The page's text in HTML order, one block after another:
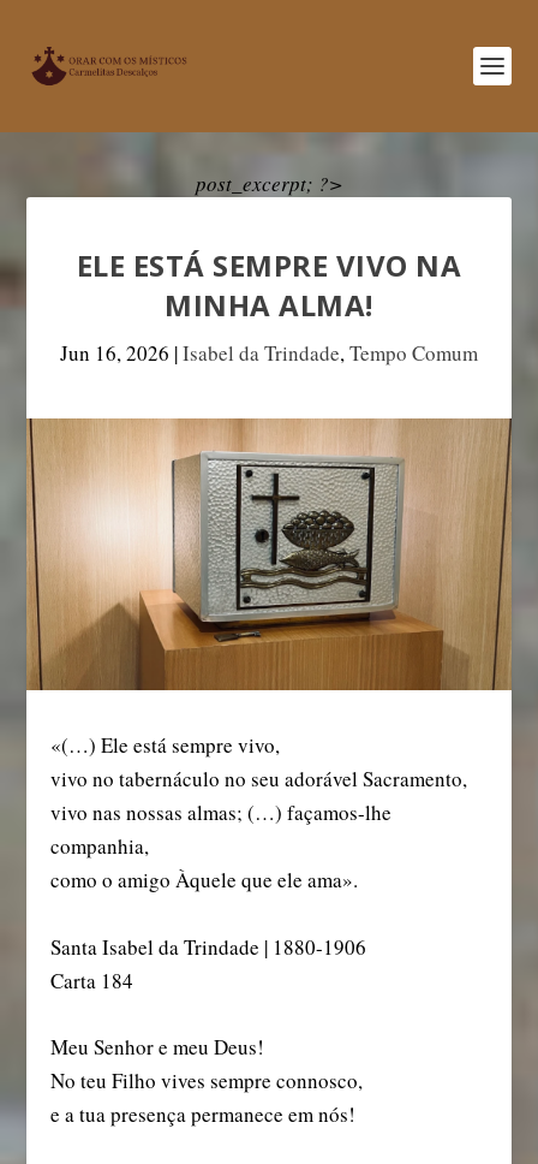
post_excerpt; ?>
ELE ESTÁ SEMPRE VIVO NA
MINHA ALMA!
Jun 16, 2026 |Isabel da Trindade,Tempo Comum
«(…) Ele está sempre vivo,
vivo no tabernáculo no seu adorável Sacramento,
vivo nas nossas almas; (…) façamos-lhe
companhia,
como o amigo Àquele que ele ama».
Santa Isabel da Trindade | 1880-1906
Carta 184
Meu Senhor e meu Deus!
No teu Filho vives sempre connosco,
e a tua presença permanece em nós!